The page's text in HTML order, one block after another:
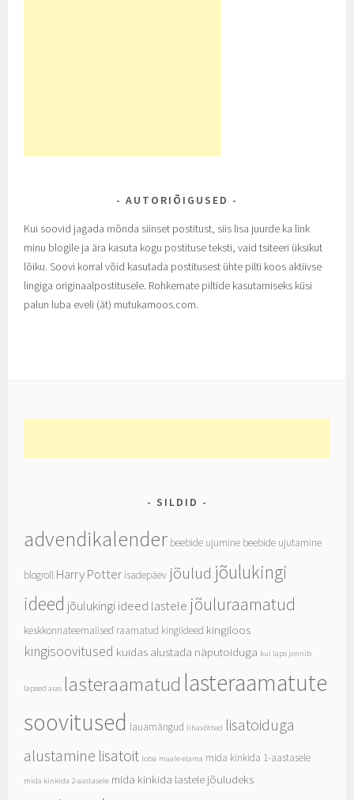
AUTORIÕIGUSED
Kui soovid jagada mõnda siinset postitust, siis lisa juurde ka link
minu blogile ja ära kasuta kogu postituse teksti, vaid tsiteeri üksikut
lõiku. Soovi korral võid kasutada postitusest ühte pilti koos aktiivse
lingiga originaalpostitusele. Rohkemate piltide kasutamiseks küsi
palun luba eveli (ät) mutukamoos.com.
SILDID
advendikalender beebide ujumine beebide ujutamine
blogroll Harry Potter isadepäev jõulud jõulukingi
ideed jõulukingi ideed lastele jõuluraamatud
keskkonnateemalised raamatud kingiideed kingiloos
kingisoovitused kuidas alustada näputoiduga kui laps jonnib
lapsed aias lasteraamatud lasteraamatute
soovitused lauamängud lihavõtted lisatoiduga
alustamine lisatoit loba maale elama mida kinkida 1-aastasele
mida kinkida 2-aastasele mida kinkida lastele jõuludeks